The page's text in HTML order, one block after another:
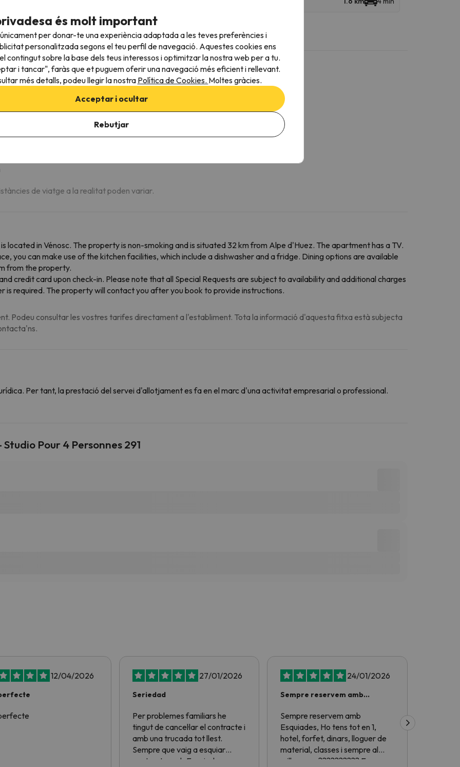
1.6 km 6 min
- Studio Pour 4 Personnes 291
de viatge a la realitat poden variar.
located in Vénosc. The property is non-smoking and is situated 32 km from Alpe d'Huez. The apartment has a TV.
you can make use of the kitchen facilities, which include a dishwasher and a fridge. Dining options are available
from the property.
credit card upon check-in. Please note that all Special Requests are subject to availability and additional charges
is required. The property will contact you after you book to provide instructions.
Podeu consultar les vostres tarifes directament a l'establiment. Tota la informació d'aquesta fitxa està subjecta
Per tant, la prestació del servei d'allotjament es fa en el marc d'una activitat empresarial o professional.
Pour 4 Personnes 291
12/04/2026 27/01/2026
Seriedad
Per problemes familiars he
tingut de cancel·lar el contracte i
amb una trucada tot llest.
Sempre que vaig a esquiar
contracto amb Esquiades.com,
24/01/2026
Sempre reservem amb
Sempre reservem amb
Esquiades, Ho tens tot en 1,
hotel, forfet, dinars, lloguer de
material, classes i sempre al
millor preu ?????????? Enguany
és molt important
per donar-te una experiència adaptada a les teves preferències i
personalitzada segons el teu perfil de navegació. Aquestes cookies ens
contingut sobre la base dels teus interessos i optimitzar la nostra web per a tu.
i tancar", faràs que et puguem oferir una navegació més eficient i rellevant.
més detalls, podeu llegir la nostra Política de Cookies. Moltes gràcies.
Acceptar i ocultar
Rebutjar